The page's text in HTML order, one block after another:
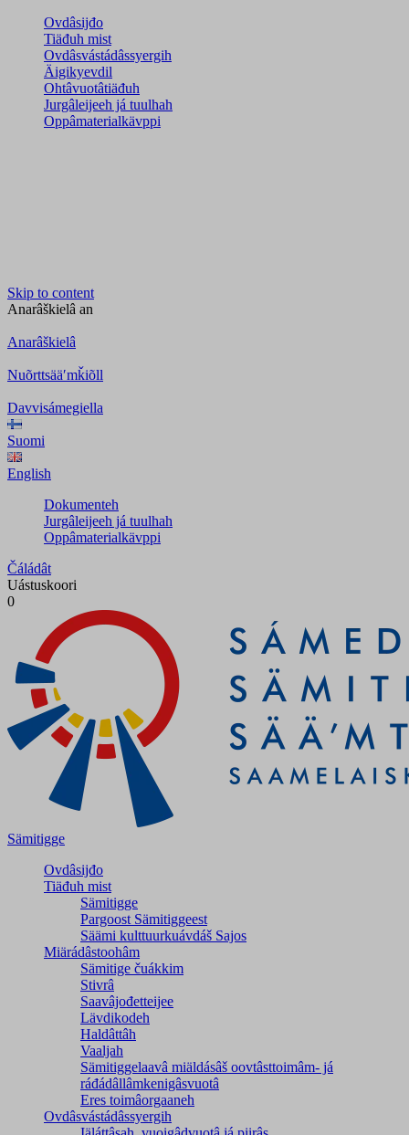
Ovdâsijđo
Tiäđuh mist
Ovdâsvástádâssyergih
Äigikyevdil
Ohtâvuotâtiäđuh
Jurgâleijeeh já tuulhah
Oppâmaterialkävppi
Skip to content
Anarâškielâ an
Anarâškielâ
Nuõrttsääʹmǩiõll
Davvisámegiella
Suomi
English
Dokumenteh
Jurgâleijeeh já tuulhah
Oppâmaterialkävppi
Čáládât
Uástuskoori
0
Sämitigge
Ovdâsijđo
Tiäđuh mist
Sämitigge
Pargoost Sämitiggeest
Säämi kulttuurkuávdáš Sajos
Miärádâstoohâm
Sämitige čuákkim
Stivrâ
Saavâjođetteijee
Lävdikodeh
Haldâttâh
Vaaljah
Sämitiggelaavâ miäldásâš oovtâsttoimâm- já
ráđádâllâmkenigâsvuotâ
Eres toimâorgaaneh
Ovdâsvástádâssyergih